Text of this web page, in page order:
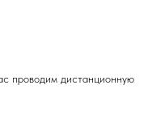
проводим дистанционную